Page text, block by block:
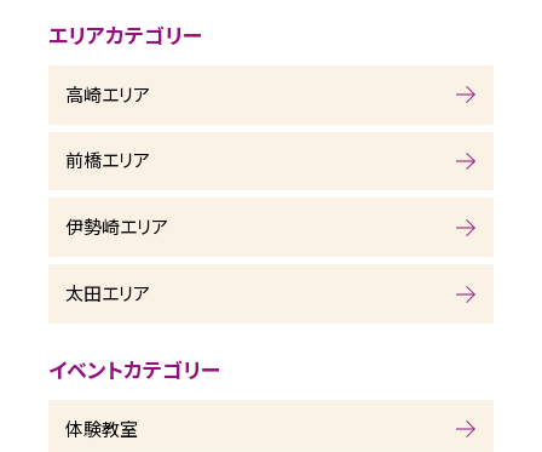
エリアカテゴリー
高崎エリア
前橋エリア
伊勢崎エリア
太田エリア
イベントカテゴリー
体験教室